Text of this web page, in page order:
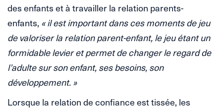
des enfants et à travailler la relation parents-
enfants, « il est important dans ces moments de jeu
de valoriser la relation parent-enfant, le jeu étant un
formidable levier et permet de changer le regard de
l’adulte sur son enfant, ses besoins, son
développement. »
Lorsque la relation de confiance est tissée, les